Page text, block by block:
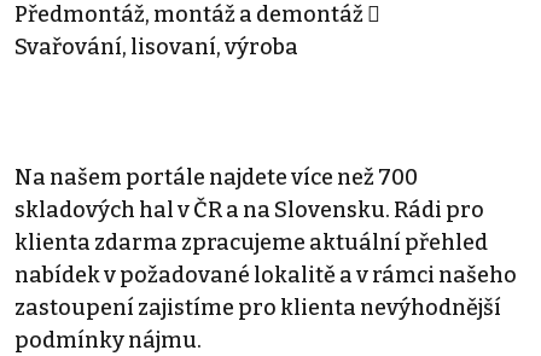
Předmontáž, montáž a demontáž 
Svařování, lisovaní, výroba
Na našem portále najdete více než 700
skladových hal v ČR a na Slovensku. Rádi pro
klienta zdarma zpracujeme aktuální přehled
nabídek v požadované lokalitě a v rámci našeho
zastoupení zajistíme pro klienta nevýhodnější
podmínky nájmu.